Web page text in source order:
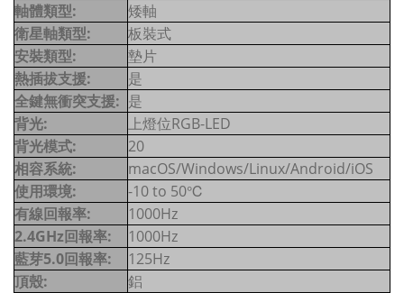
軸體類型:
矮軸
衛星軸類型:
板裝式
安裝類型:
墊片
熱插拔支援:
是
全鍵無衝突支援: 是
背光:
上燈位RGB-LED
背光模式:
20
相容系統:
macOS/Windows/Linux/Android/iOS
使用環境:
-10 to 50℃
有線回報率:
1000Hz
2.4GHz回報率:
1000Hz
藍芽5.0回報率:
125Hz
頂殼:
鋁